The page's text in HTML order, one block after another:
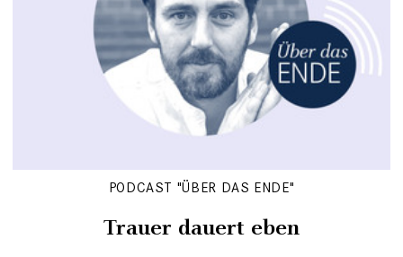
PODCAST "ÜBER DAS ENDE"
Trauer dauert eben